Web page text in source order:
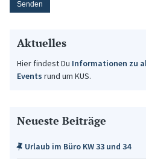
Aktuelles
Hier findest Du Informationen zu
Events rund um KUS.
Neueste Beiträge
Urlaub im Büro KW 33 und 34